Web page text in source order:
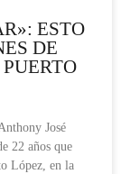
ESTO
DE
José
22 años que
López, en la